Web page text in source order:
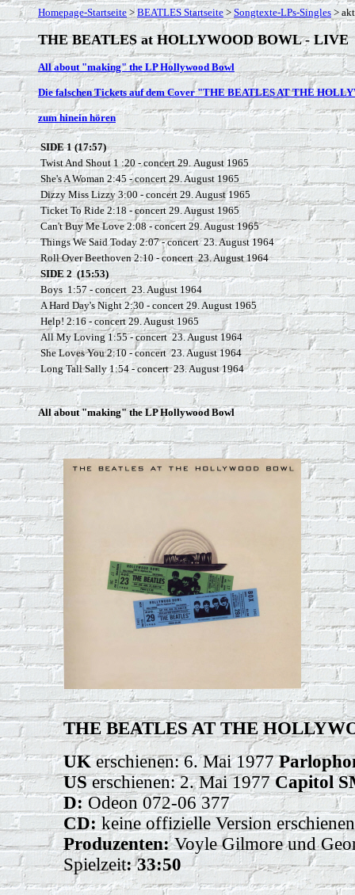
Homepage-Startseite >BEATLES Startseite> Songtexte-LPs-Singles >
THE BEATLES at HOLLYWOOD BOWL - LIVE
All about "making" the LP Hollywood Bowl
Die falschen Tickets auf dem Cover "THE BEATLES AT THE
zum hinein hören
SIDE 1 (17:57)
Twist And Shout 1 :20 - concert 29.August 1965
She's A Woman 2:45 - concert 29. August 1965
Dizzy Miss Lizzy 3:00 - concert 29. August 1965
Ticket To Ride 2:18 - concert 29. August 1965
Can't Buy Me Love 2:08 - concert 29. August 1965
Things We Said Today 2:07 - concert 23. August 1964
Roll Over Beethoven 2:10 - concert 23. August 1964
SIDE 2 (15:53)
Boys 1:57 - concert 23. August 1964
A Hard Day's Night 2:30 - concert 29. August 1965
Help! 2:16 - concert 29. August 1965
All My Loving 1:55 - concert 23. August 1964
She Loves You 2:10 - concert 23. August 1964
Long Tall Sally 1:54 - concert 23. August 1964
All about "making" the LP Hollywood Bowl
THE BEATLES AT THE
UKerschienen: 6. Mai 1977
USerschienen:2. Mai 1977Capitol
D:Odeon 072-06 377
CD: keine offizielle Version erschienen
Produzenten:Voyle Gilmore und
Spielzeit: 33:50